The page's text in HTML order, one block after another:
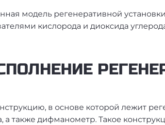
модель регенеративной
кислорода и диоксида
в основе которой лежит
также дифманометр. Такое